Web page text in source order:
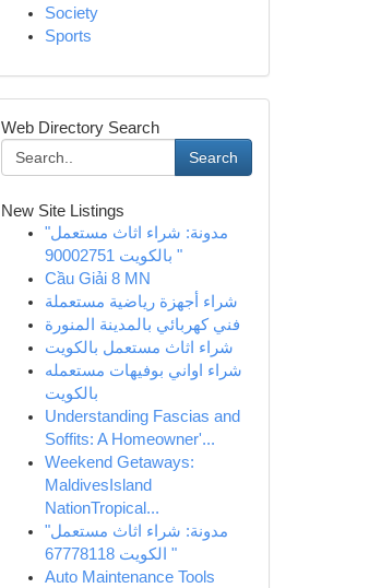
Society
Sports
Web Directory Search
Search
New Site Listings
"مدونة: شراء اثاث مستعمل
بالكويت 90002751 "
Cầu Giải 8 MN
شراء أجهزة رياضية مستعملة
فني كهربائي بالمدينة المنورة
شراء اثاث مستعمل بالكويت
شراء اواني بوفيهات مستعمله
بالكويت
Understanding Fascias and
Soffits: A Homeowner'...
Weekend Getaways:
MaldivesIsland
NationTropical...
"مدونة: شراء اثاث مستعمل
الكويت 67778118 "
Auto Maintenance Tools